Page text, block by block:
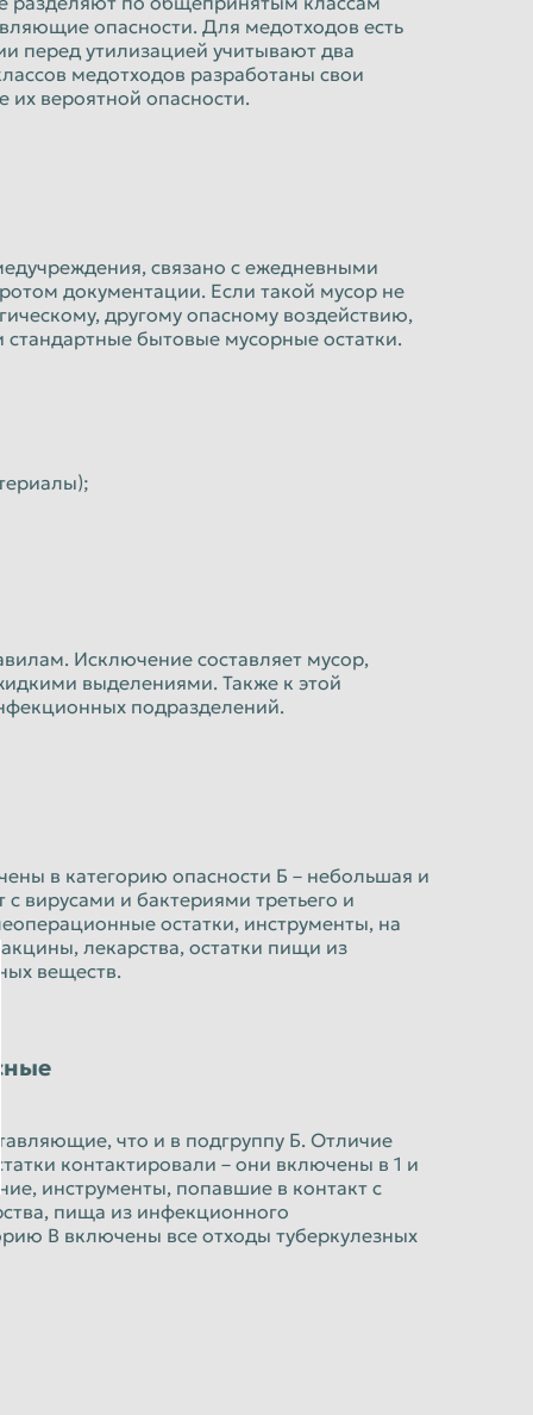
опасности. Для медотходов есть
перед утилизацией учитывают два
медотходов разработаны свои
вероятной опасности.
связано с ежедневными
документации. Если такой мусор не
другому опасному воздействию,
бытовые мусорные остатки.
Исключение составляет мусор,
выделениями. Также к этой
подразделений.
в категорию опасности Б – небольшая и
вирусами и бактериями третьего и
остатки, инструменты, на
лекарства, остатки пищи из
веществ.
что и в подгруппу Б. Отличие
контактировали – они включены в 1 и
инструменты, попавшие в контакт с
пища из инфекционного
В включены все отходы туберкулезных